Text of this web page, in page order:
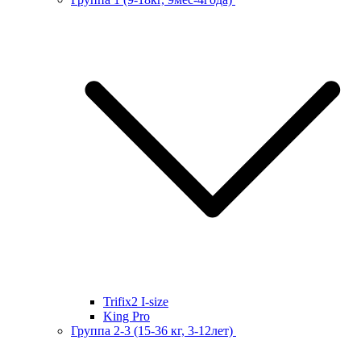
Trifix2 I-size
King Pro
Группа 2-3 (15-36 кг, 3-12лет)